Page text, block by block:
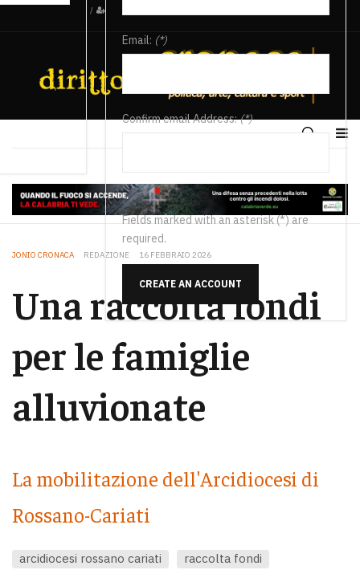
/
Email: (*)
Confirm email Address:(*)
Fields marked with an asterisk (*) are
required.
CREATE AN ACCOUNT
JONIO CRONACA REDAZIONE 16 FEBBRAIO 2026
Una raccolta fondi
per le famiglie
alluvionate
La mobilitazione dell'Arcidiocesi di
Rossano-Cariati
arcidiocesi rossano cariati
raccolta fondi